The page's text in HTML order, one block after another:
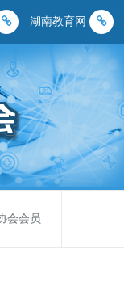
湖南教育网
会会员